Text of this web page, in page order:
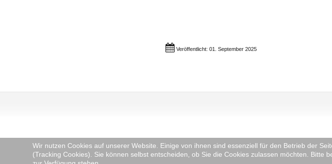
Veröffentlicht: 01. September 2025
Wir nutzen Cookies auf unserer Website. Einige von ihnen sind essenziell für den Betrieb der
(Tracking Cookies). Sie können selbst entscheiden, ob Sie die Cookies zulassen möchten.